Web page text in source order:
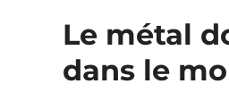
Le métal
dans le